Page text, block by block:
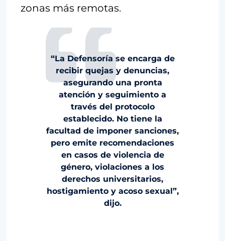
zonas más remotas.
“La Defensoría se encarga de
recibir quejas y denuncias,
asegurando una pronta
atención y seguimiento a
través del protocolo
establecido. No tiene la
facultad de imponer sanciones,
pero emite recomendaciones
en casos de violencia de
género, violaciones a los
derechos universitarios,
hostigamiento y acoso sexual”,
dijo.